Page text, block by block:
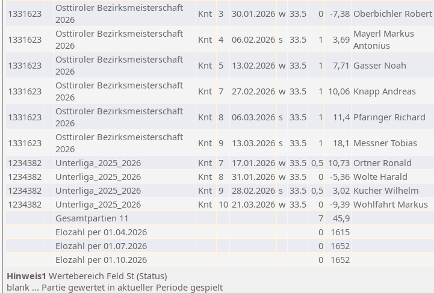
1331623
Osttiroler Bezirksmeisterschaft
2026
Knt 3 30.01.2026 w 33.5 0 -7,38 Oberbichler Robert
1331623
Osttiroler Bezirksmeisterschaft
2026
Knt 4 06.02.2026 s 33.5 1 3,69 Mayerl Markus
Antonius
1331623
Osttiroler Bezirksmeisterschaft
2026
Knt 5 13.02.2026 w 33.5 1 7,71 Gasser Noah
1331623
Osttiroler Bezirksmeisterschaft
2026
Knt 7 27.02.2026 w 33.5 1 10,06 Knapp Andreas
1331623
Osttiroler Bezirksmeisterschaft
2026
Knt 8 06.03.2026 s 33.5 1 11,4 Pfaringer Richard
1331623
Osttiroler Bezirksmeisterschaft
2026
Knt 9 13.03.2026 s 33.5 1 18,1 Messner Tobias
1234382
Unterliga_2025_2026 Knt 7 17.01.2026 w 33.5 0,5 10,73 Ortner Ronald
1234382
Unterliga_2025_2026 Knt 8 31.01.2026 w 33.5 0 -5,36 Wolte Harald
1234382
Unterliga_2025_2026 Knt 9 28.02.2026 s 33.5 0,5 3,02 Kucher Wilhelm
1234382
Unterliga_2025_2026 Knt 10 21.03.2026 w 33.5 0 -9,39 Wohlfahrt Markus
Gesamtpartien 11
7
45,9
Elozahl per 01.04.2026
0
1615
Elozahl per 01.07.2026
0
1652
Elozahl per 01.10.2026
0
1652
Hinweis1 Wertebereich Feld St (Status)
blank ... Partie gewertet in aktueller Periode gespielt